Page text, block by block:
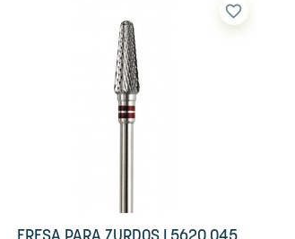
favorite_border